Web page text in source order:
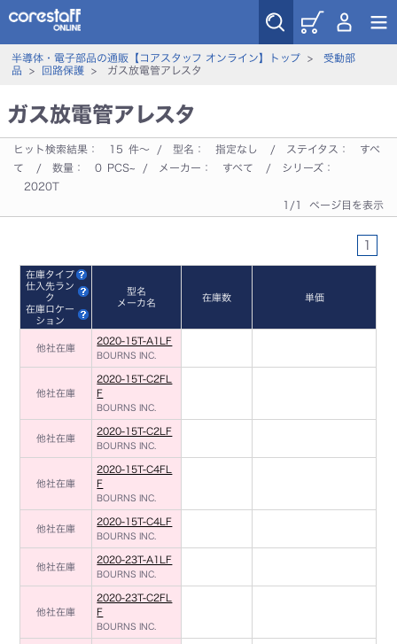
半導体・電子部品の通販【コアスタッフ オンライン】トップ>
受動部
品 > 回路保護> ガス放電管アレスタ
ガス放電管アレスタ
ヒット検索結果： 15 件～ / 型名： 指定なし / ステイタス：
すべ
て
/ 数量： 0 PCS~ / メーカー： すべて
/ シリーズ：
2020T
1/1 ページ目を表示
1
在庫タイプ
仕入先ラン
ク
在庫ロケー
ション
型名
メーカ名
在庫数 単価
他社在庫
2020-15T-A1LF
BOURNS INC.
他社在庫
2020-15T-C2FL
F
BOURNS INC.
他社在庫
2020-15T-C2LF
BOURNS INC.
他社在庫
2020-15T-C4FL
F
BOURNS INC.
他社在庫
2020-15T-C4LF
BOURNS INC.
他社在庫
2020-23T-A1LF
BOURNS INC.
他社在庫
2020-23T-C2FL
F
BOURNS INC.